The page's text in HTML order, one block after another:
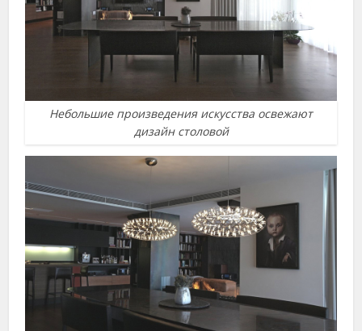
Небольшие произведения искусства освежают
дизайн столовой